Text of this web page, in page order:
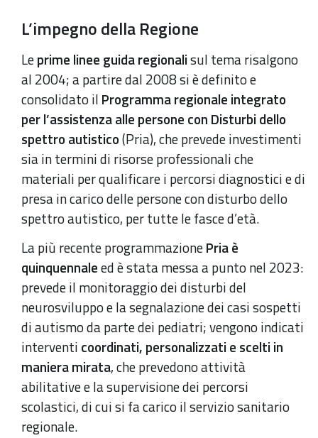
L’impegno della Regione
Leprime linee guida regionalisul tema risalgono
al 2004; a partire dal 2008 si è definito e
consolidato il Programma regionale integrato
per l’assistenza alle persone con Disturbi dello
spettro autistico(Pria), che prevede investimenti
sia in termini di risorse professionali che
materiali per qualificare i percorsi diagnostici e di
presa in carico delle persone con disturbo dello
spettro autistico, per tutte le fasce d’età.
La più recente programmazionePria è
quinquennaleed è stata messa a punto nel 2023:
prevede il monitoraggio dei disturbi del
neurosviluppo e la segnalazione dei casi sospetti
di autismo da parte dei pediatri; vengono indicati
interventi coordinati, personalizzati e scelti in
maniera mirata, che prevedono attività
abilitative e la supervisione dei percorsi
scolastici, di cui si fa carico il servizio sanitario
regionale.